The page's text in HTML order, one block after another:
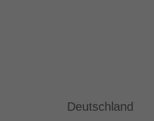
Deutschland